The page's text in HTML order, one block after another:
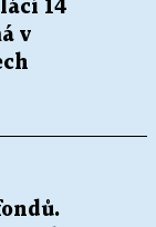
14
v